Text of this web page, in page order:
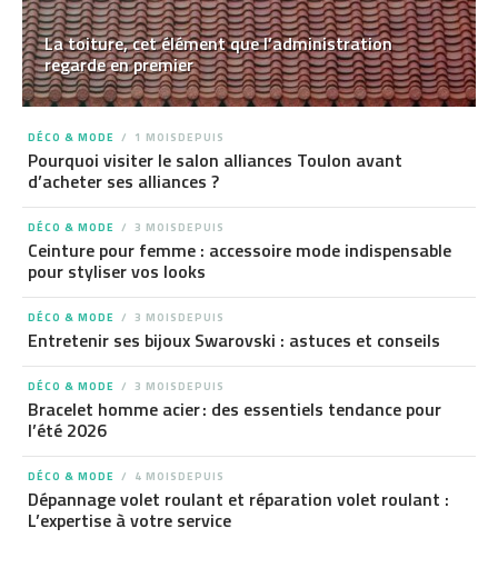
La toiture, cet élément que l’administration
regarde en premier
DÉCO & MODE 1 MOISDEPUIS
Pourquoi visiter le salon alliances Toulon avant
d’acheter ses alliances ?
DÉCO & MODE 3 MOISDEPUIS
Ceinture pour femme : accessoire mode indispensable
pour styliser vos looks
DÉCO & MODE 3 MOISDEPUIS
Entretenir ses bijoux Swarovski : astuces et conseils
DÉCO & MODE 3 MOISDEPUIS
Bracelet homme acier : des essentiels tendance pour
l’été 2026
DÉCO & MODE 4 MOISDEPUIS
Dépannage volet roulant et réparation volet roulant :
L’expertise à votre service